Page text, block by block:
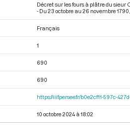
Décret sur les fours à plâtre du
- Du 23 octobre au 26 novembre 1790
Français
1
690
690
https://iiif.persee.fr/b0e2cf11-597c-
10 octobre 2024 à 18:02